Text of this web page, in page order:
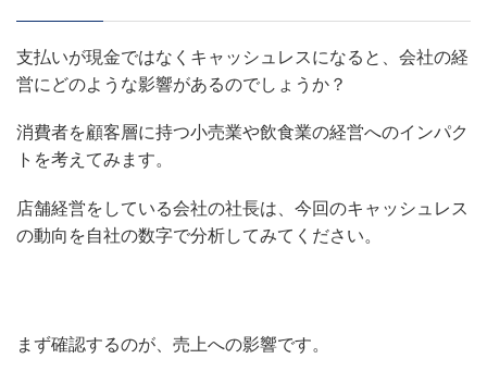
支払いが現金ではなくキャッシュレスになると、会社の経
営にどのような影響があるのでしょうか？
消費者を顧客層に持つ小売業や飲食業の経営へのインパク
トを考えてみます。
店舗経営をしている会社の社長は、今回のキャッシュレス
の動向を自社の数字で分析してみてください。
まず確認するのが、売上への影響です。